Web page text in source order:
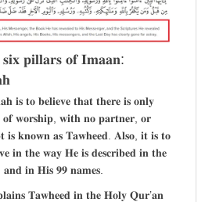
𝐩𝐢𝐥𝐥𝐚𝐫𝐬 𝐨𝐟 𝐈𝐦𝐚𝐚𝐧:
𝐢𝐬 𝐭𝐨 𝐛𝐞𝐥𝐢𝐞𝐯𝐞 𝐭𝐡𝐚𝐭 𝐭𝐡𝐞𝐫𝐞 𝐢𝐬 𝐨𝐧𝐥𝐲
𝐰𝐨𝐫𝐬𝐡𝐢𝐩, 𝐰𝐢𝐭𝐡 𝐧𝐨 𝐩𝐚𝐫𝐭𝐧𝐞𝐫, 𝐨𝐫
𝐢𝐬 𝐤𝐧𝐨𝐰𝐧 𝐚𝐬 𝐓𝐚𝐰𝐡𝐞𝐞𝐝. 𝐀𝐥𝐬𝐨, 𝐢𝐭 𝐢𝐬 𝐭𝐨
𝐢𝐧 𝐭𝐡𝐞 𝐰𝐚𝐲 𝐇𝐞 𝐢𝐬 𝐝𝐞𝐬𝐜𝐫𝐢𝐛𝐞𝐝 𝐢𝐧 𝐭𝐡𝐞
𝐢𝐧 𝐇𝐢𝐬 𝟗𝟗 𝐧𝐚𝐦𝐞𝐬.
𝐓𝐚𝐰𝐡𝐞𝐞𝐝 𝐢𝐧 𝐭𝐡𝐞 𝐇𝐨𝐥𝐲 𝐐𝐮𝐫’𝐚𝐧